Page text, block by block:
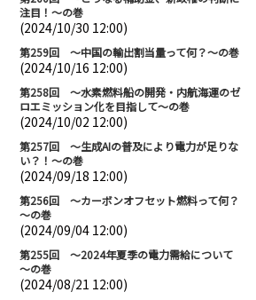
注目！～の巻
(2024/10/30 12:00)
第259回 ～中国の輸出割当量って何？～の巻
(2024/10/16 12:00)
第258回 ～水素燃料船の開発・内航海運のゼ
ロエミッション化を目指して～の巻
(2024/10/02 12:00)
第257回 ～生成AIの普及により電力が足りな
い？！～の巻
(2024/09/18 12:00)
第256回 ～カーボンオフセット燃料って何？
～の巻
(2024/09/04 12:00)
第255回 ～2024年夏季の電力需給について
～の巻
(2024/08/21 12:00)